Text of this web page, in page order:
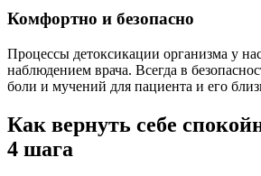
Комфортно и безопасно
Процессы детоксикации организма у
наблюдением врача. Всегда в
боли и мучений для пациента и его
Как вернуть себе
4 шага